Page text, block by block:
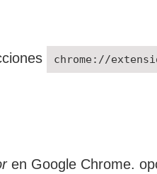
chrome://
en Google Chrome.